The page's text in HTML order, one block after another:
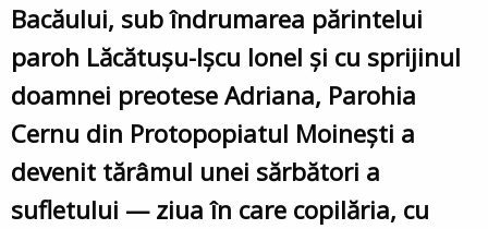
Bacăului, sub îndrumarea părintelui
paroh Lăcătușu-Ișcu Ionel și cu sprijinul
doamnei preotese Adriana, Parohia
Cernu din Protopopiatul Moinești a
devenit tărâmul unei sărbători a
sufletului — ziua în care copilăria, cu